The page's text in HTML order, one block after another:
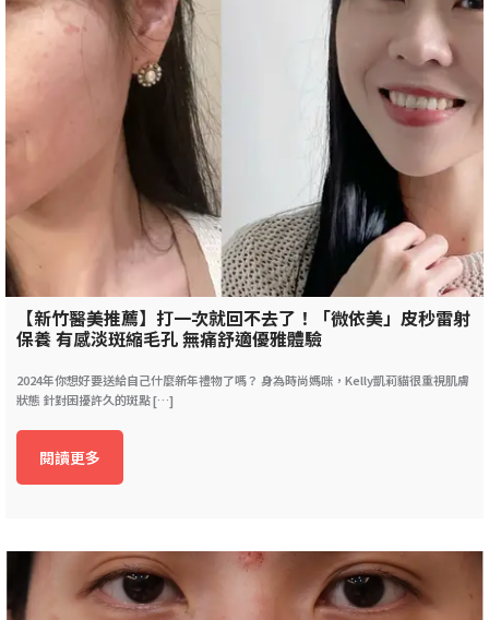
【新竹醫美推薦】打一次就回不去了！「微依美」皮秒雷射
保養 有感淡斑縮毛孔 無痛舒適優雅體驗
2024年你想好要送給自己什麼新年禮物了嗎？ 身為時尚媽咪，Kelly凱莉貓很重視肌膚
狀態 針對困擾許久的斑點 […]
閱讀更多